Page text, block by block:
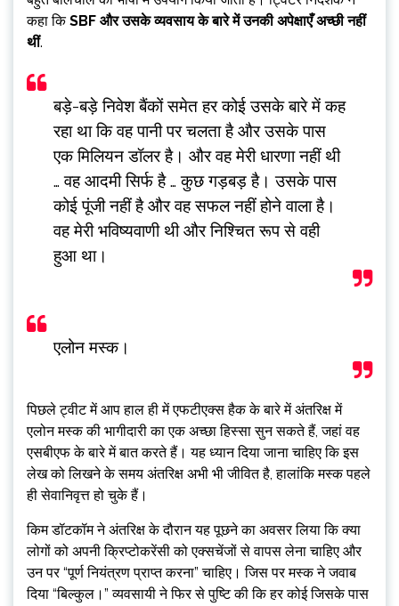
कहा किSBF और उसके व्यवसाय के बारे में उनकी अपेक्षाएँ अच्छी नहीं
थीं.
बड़े-बड़े निवेश बैंकों समेत हर कोई उसके बारे में कह
रहा था कि वह पानी पर चलता है और उसके पास
एक मिलियन डॉलर है। और वह मेरी धारणा नहीं थी
… वह आदमी सिर्फ है … कुछ गड़बड़ है। उसके पास
कोई पूंजी नहीं है और वह सफल नहीं होने वाला है।
वह मेरी भविष्यवाणी थी और निश्चित रूप से वही
हुआ था।
एलोन मस्क।
पिछले ट्वीट में आप हाल ही में एफटीएक्स हैक के बारे में अंतरिक्ष में
एलोन मस्क की भागीदारी का एक अच्छा हिस्सा सुन सकते हैं, जहां वह
एसबीएफ के बारे में बात करते हैं। यह ध्यान दिया जाना चाहिए कि इस
लेख को लिखने के समय अंतरिक्ष अभी भी जीवित है, हालांकि मस्क पहले
ही सेवानिवृत्त हो चुके हैं।
किम डॉटकॉम ने अंतरिक्ष के दौरान यह पूछने का अवसर लिया कि क्या
लोगों को अपनी क्रिप्टोकरेंसी को एक्सचेंजों से वापस लेना चाहिए और
उन पर “पूर्ण नियंत्रण प्राप्त करना” चाहिए। जिस पर मस्क ने जवाब
दिया “बिल्कुल।” व्यवसायी ने फिर से पुष्टि की कि हर कोई जिसके पास